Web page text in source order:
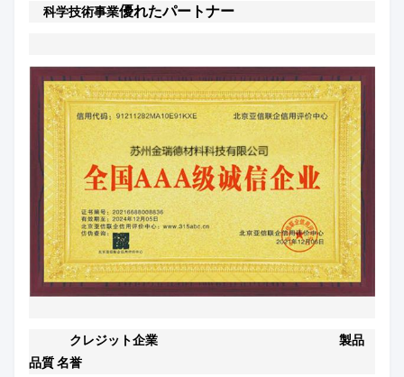
科学技術事業優れたパートナー
クレジット企業
製品
品質 名誉